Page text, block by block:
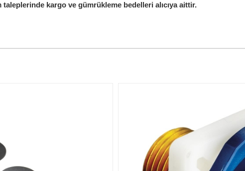
taleplerinde kargo ve gümrükleme bedelleri alıcıya aittir.